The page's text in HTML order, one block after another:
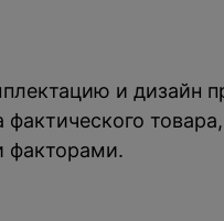
и дизайн
товара,
факторами.